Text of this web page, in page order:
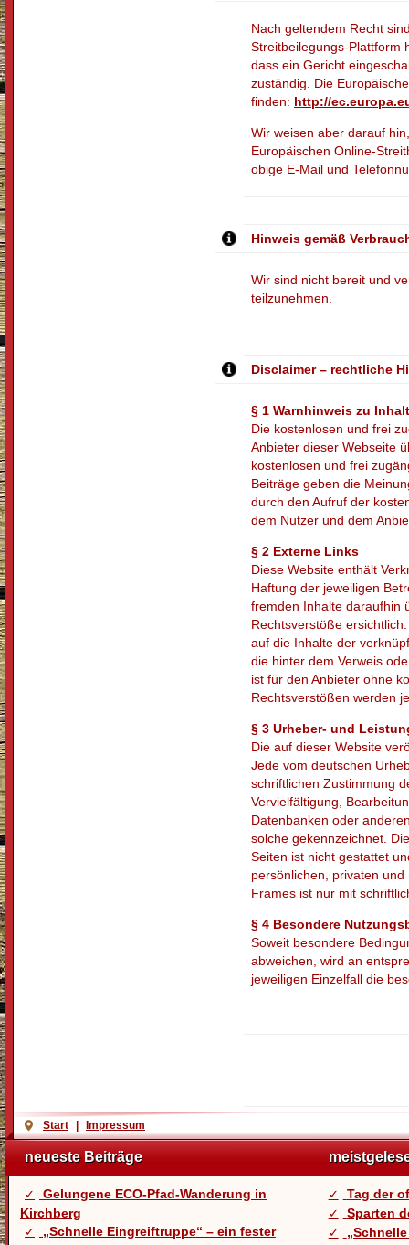
Nach geltendem Recht
Streitbeilegungs-Plattform
dass ein Gericht
zuständig. Die
finden: http://
Wir weisen aber darauf
Europäischen Online-
obige E-Mail und
Hinweis gemäß
Wir sind nicht bereit und
teilzunehmen.
Disclaimer – rechtliche
§ 1 Warnhinweis zu
Die kostenlosen und frei
Anbieter dieser Webseite
kostenlosen und frei
Beiträge geben die
durch den Aufruf der
dem Nutzer und dem
§ 2 Externe Links
Diese Website enthält
Haftung der jeweiligen
fremden Inhalte daraufhin
Rechtsverstöße
auf die Inhalte der
die hinter dem Verweis
ist für den Anbieter ohne
Rechtsverstößen werden
§ 3 Urheber- und
Die auf dieser Website
Jede vom deutschen
schriftlichen Zustimmung
Vervielfältigung,
Datenbanken oder
solche gekennzeichnet.
Seiten ist nicht gestattet
persönlichen, privaten
Frames ist nur mit
§ 4 Besondere
Soweit besondere
abweichen, wird an
jeweiligen Einzelfall die
Start Impressum
neueste Beiträge
Gelungene ECO-Pfad-Wanderung in
Kirchberg
„Schnelle Eingreiftruppe“ – ein fester
Tag der
Sparten